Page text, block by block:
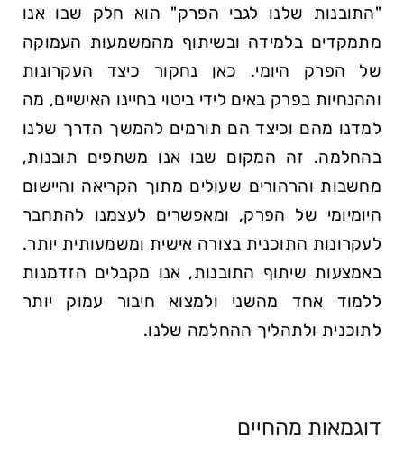
"התובנות שלנו לגבי הפרק" הוא חלק שבו אנו
מתמקדים בלמידה ובשיתוף מהמשמעות העמוקה
של הפרק היומי. כאן נחקור כיצד העקרונות
וההנחיות בפרק באים לידי ביטוי בחיינו האישיים, מה
למדנו מהם וכיצד הם תורמים להמשך הדרך שלנו
בהחלמה. זה המקום שבו אנו משתפים תובנות,
מחשבות והרהורים שעולים מתוך הקריאה והיישום
היומיומי של הפרק, ומאפשרים לעצמנו להתחבר
לעקרונות התוכנית בצורה אישית ומשמעותית יותר.
באמצעות שיתוף התובנות, אנו מקבלים הזדמנות
ללמוד אחד מהשני ולמצוא חיבור עמוק יותר
לתוכנית ולתהליך ההחלמה שלנו.
דוגמאות מהחיים